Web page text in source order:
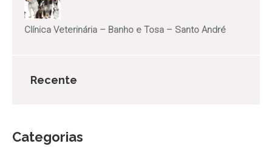
Clínica Veterinária – Banho e Tosa – Santo André
Recente
Categorias